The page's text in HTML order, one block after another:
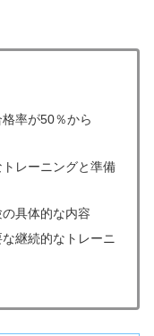
率が50％から
レーニングと準備
具体的な内容
継続的なトレーニ